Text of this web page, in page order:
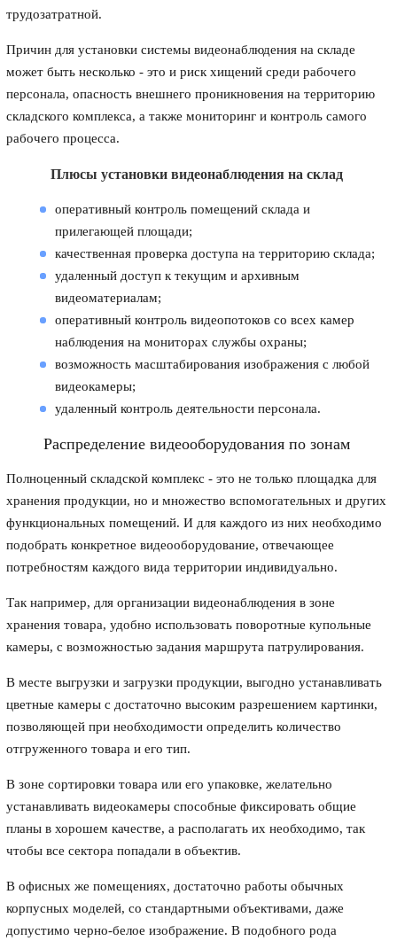
трудозатратной.
Причин для установки системы видеонаблюдения на складе
может быть несколько - это и риск хищений среди рабочего
персонала, опасность внешнего проникновения на территорию
складского комплекса, а также мониторинг и контроль самого
рабочего процесса.
Плюсы установки видеонаблюдения на склад
оперативный контроль помещений склада и
прилегающей площади;
качественная проверка доступа на территорию склада;
удаленный доступ к текущим и архивным
видеоматериалам;
оперативный контроль видеопотоков со всех камер
наблюдения на мониторах службы охраны;
возможность масштабирования изображения с любой
видеокамеры;
удаленный контроль деятельности персонала.
Распределение видеооборудования по зонам
Полноценный складской комплекс - это не только площадка для
хранения продукции, но и множество вспомогательных и других
функциональных помещений. И для каждого из них необходимо
подобрать конкретное видеооборудование, отвечающее
потребностям каждого вида территории индивидуально.
Так например, для организации видеонаблюдения в зоне
хранения товара, удобно использовать поворотные купольные
камеры, с возможностью задания маршрута патрулирования.
В месте выгрузки и загрузки продукции, выгодно устанавливать
цветные камеры с достаточно высоким разрешением картинки,
позволяющей при необходимости определить количество
отгруженного товара и его тип.
В зоне сортировки товара или его упаковке, желательно
устанавливать видеокамеры способные фиксировать общие
планы в хорошем качестве, а располагать их необходимо, так
чтобы все сектора попадали в объектив.
В офисных же помещениях, достаточно работы обычных
корпусных моделей, со стандартными объективами, даже
допустимо черно-белое изображение. В подобного рода